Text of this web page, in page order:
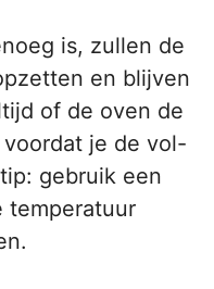
is, zullen de
en blijven
of de oven de
je de vol-
gebruik een
temperatuur